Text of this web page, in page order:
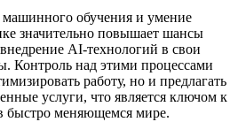
обучения и умение
значительно повышает шансы
AI-технологий в свои
Контроль над этими процессами
работу, но и предлагать
услуги, что является ключом к
быстро меняющемся мире.